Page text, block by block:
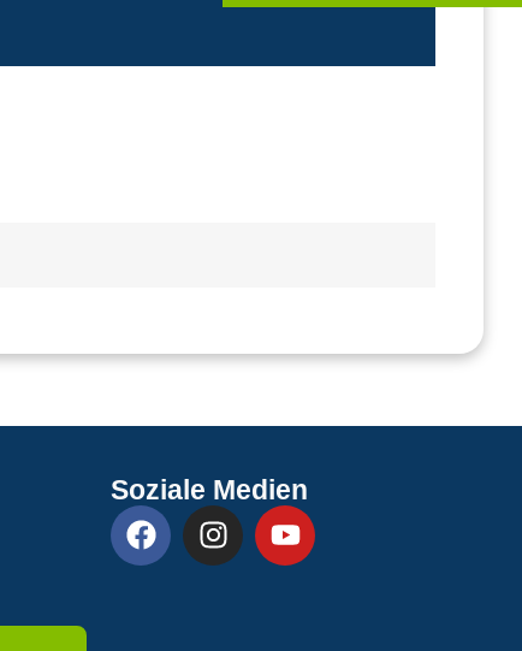
Soziale Medien